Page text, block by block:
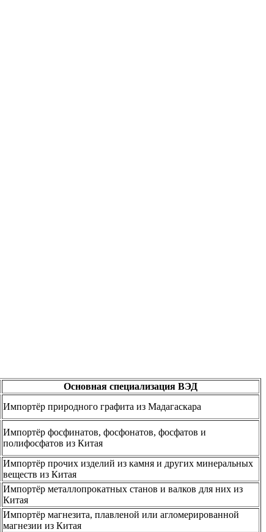
Основная специализация ВЭД
Импортёр природного графита из Мадагаскара
Импортёр фосфинатов, фосфонатов, фосфатов и
полифосфатов из Китая
Импортёр прочих изделий из камня и других минеральных
веществ из Китая
Импортёр металлопрокатных станов и валков для них из
Китая
Импортёр магнезита, плавленой или агломерированной
магнезии из Китая